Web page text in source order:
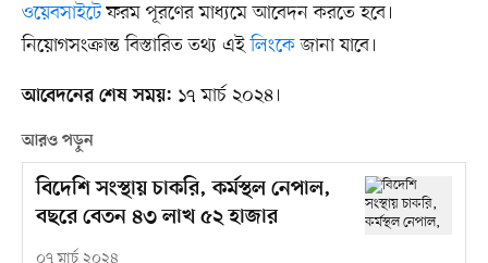
ওয়েবসাইটেফরম পূরণের মাধ্যমে আবেদন করতে হবে।
নিয়োগসংক্রান্ত বিস্তারিত তথ্য এইলিংকেজানা যাবে।
আবেদনের শেষ সময়: ১৭ মার্চ ২০২৪।
আরও পড়ুন
বিদেশি সংস্থায় চাকরি, কর্মস্থল নেপাল,
বছরে বেতন ৪৩ লাখ ৫২ হাজার